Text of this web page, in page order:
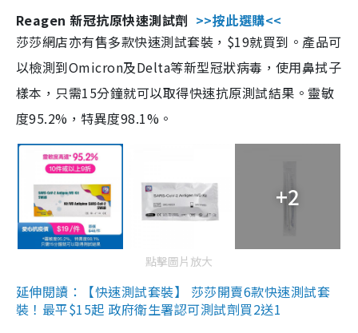
Reagen 新冠抗原快速測試劑 >>按此選購<<
莎莎網店亦有售多款快速測試套裝，$19就買到。產品可
以檢測到Omicron及Delta等新型冠狀病毒，使用鼻拭子
樣本，只需15分鐘就可以取得快速抗原測試結果。靈敏
度95.2%，特異度98.1%。
+2
點擊圖片放大
延伸閱讀：【快速測試套裝】 莎莎開賣6款快速測試套
裝！最平$15起 政府衛生署認可測試劑買2送1